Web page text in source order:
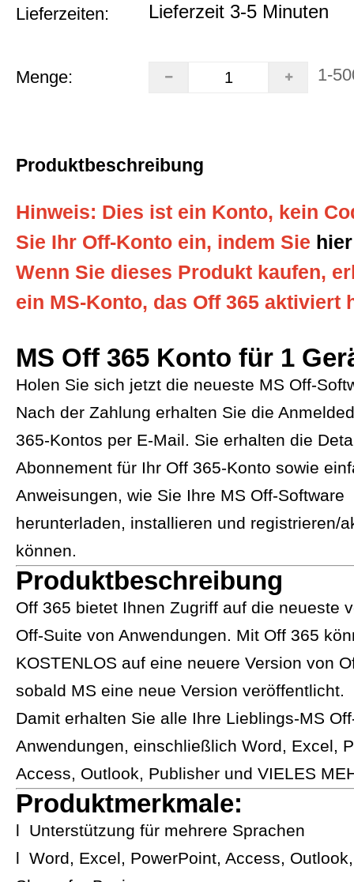
Lieferzeiten: Lieferzeit 3-5 Minuten
Menge: 1-
Produktbeschreibung
Hinweis: Dies ist ein Konto, kein
Sie Ihr Off-Konto ein, indem Sie hier
Wenn Sie dieses Produkt kaufen,
ein MS-Konto, das Off 365 aktiviert
MS Off 365 Konto für 1
Holen Sie sich jetzt die neueste MS Off-
Nach der Zahlung erhalten Sie die
365-Kontos per E-Mail. Sie erhalten die
Abonnement für Ihr Off 365-Konto sowie
Anweisungen, wie Sie Ihre MS Off-Software
herunterladen, installieren und registrieren/
können.
Produktbeschreibung
Off 365 bietet Ihnen Zugriff auf die neueste
Off-Suite von Anwendungen. Mit Off 365
KOSTENLOS auf eine neuere Version von
sobald MS eine neue Version veröffentlicht.
Damit erhalten Sie alle Ihre Lieblings-MS
Anwendungen, einschließlich Word, Excel,
Access, Outlook, Publisher und VIELES
Produktmerkmale:
l Unterstützung für mehrere Sprachen
l Word, Excel, PowerPoint, Access,